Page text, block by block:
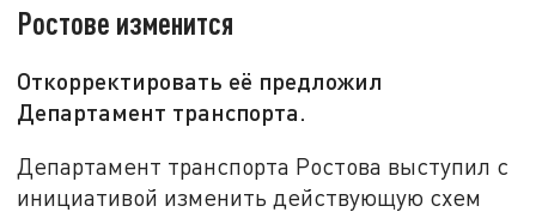
Ростове изменится
Откорректировать её предложил
Департамент транспорта.
Департамент транспорта Ростова выступил с
инициативой изменить действующую схем